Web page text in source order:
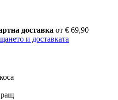
доставка от € 69,90
и доставката